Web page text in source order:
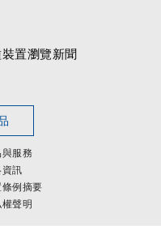
置瀏覽新聞
與服務
資訊
條例摘要
聲明